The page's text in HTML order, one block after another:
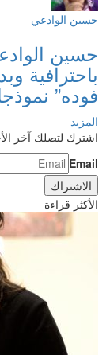
حسين الوادعي
حسين
باحترافية
فوده”
المزيد
اشترك لتصلك آخر
Email
الأكثر قراءة